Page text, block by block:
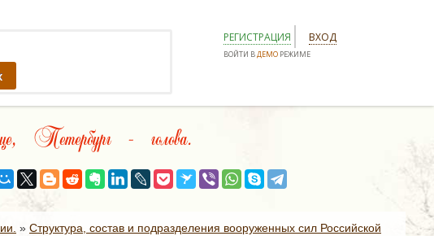
РЕГИСТРАЦИЯ ВХОД
ВОЙТИ ВДЕМО РЕЖИМЕ
– голова.
» Структура, состав и подразделения вооруженных сил Российской